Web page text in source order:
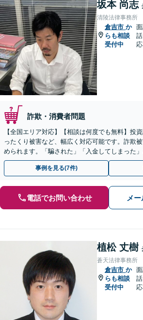
坂本 尚志
清陵法律事務所
倉吉市 か
らも相談
受付中
詐欺・消費者問題
【全国エリア対応】【相談は何度でも無料】投
ったくり被害など、幅広く対応可能です。詐欺
められます。「騙された」「入金してしまった
早めにご相談ください。【電話・メール・WEB
事例を見る(7件)
電話でお問い合わせ メ
植松 丈樹
蒼天法律事務所
倉吉市 か
らも相談
受付中